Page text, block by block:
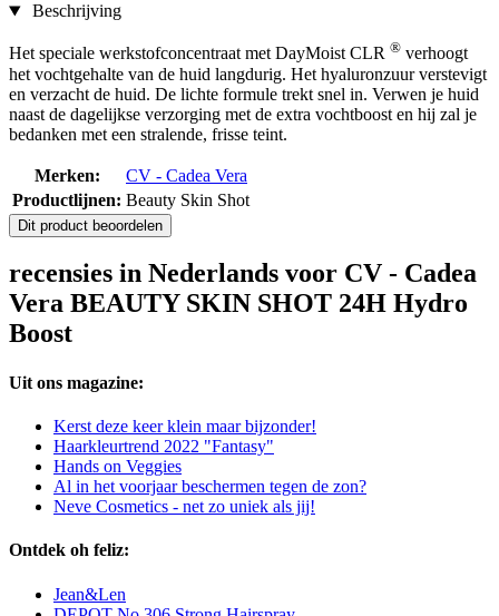
Beschrijving
Het speciale werkstofconcentraat met DayMoist CLR ® verhoogt
het vochtgehalte van de huid langdurig. Het hyaluronzuur verstevigt
en verzacht de huid. De lichte formule trekt snel in. Verwen je huid
naast de dagelijkse verzorging met de extra vochtboost en hij zal je
bedanken met een stralende, frisse teint.
Merken:
CV - Cadea Vera
Productlijnen: Beauty Skin Shot
Dit product beoordelen
recensies in Nederlands voor CV - Cadea
Vera BEAUTY SKIN SHOT 24H Hydro
Boost
Uit ons magazine:
Kerst deze keer klein maar bijzonder!
Haarkleurtrend 2022 "Fantasy"
Hands on Veggies
Al in het voorjaar beschermen tegen de zon?
Neve Cosmetics - net zo uniek als jij!
Ontdek oh feliz:
Jean&Len